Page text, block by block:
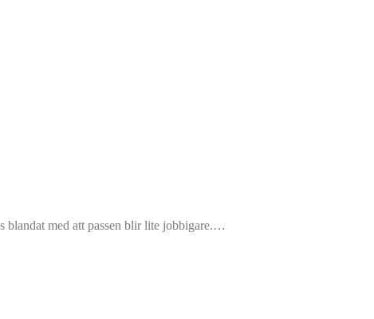
blandat med att passen blir lite jobbigare.…